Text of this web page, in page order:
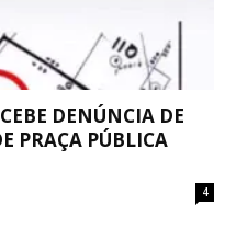
DENÚNCIA DE
PRAÇA PÚBLICA
4